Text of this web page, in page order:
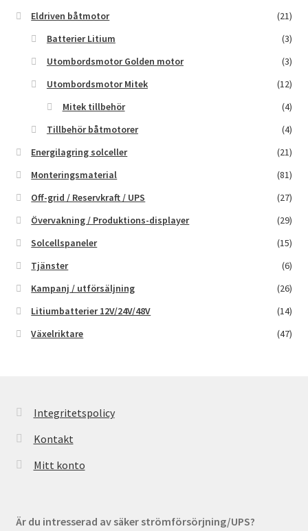
Eldriven båtmotor
(21)
Batterier Litium
(3)
Utombordsmotor Golden motor
(3)
Utombordsmotor Mitek
(12)
Mitek tillbehör
(4)
Tillbehör båtmotorer
(4)
Energilagring solceller
(21)
Monteringsmaterial
(81)
Off-grid / Reservkraft / UPS
(27)
Övervakning / Produktions-displayer
(29)
Solcellspaneler
(15)
Tjänster
(6)
Kampanj / utförsäljning
(26)
Litiumbatterier 12V/24V/48V
(14)
Växelriktare
(47)
Integritetspolicy
Kontakt
Mitt konto
Är du intresserad av säker strömförsörjning/UPS?